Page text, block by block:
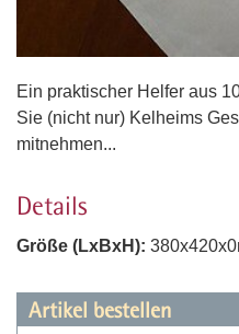
Ein praktischer Helfer aus
Sie (nicht nur) Kelheims
mitnehmen...
Details
Größe (LxBxH):
Artikel bestellen